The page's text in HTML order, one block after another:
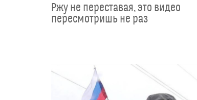
Ржу не переставая, это видео
пересмотришь не раз